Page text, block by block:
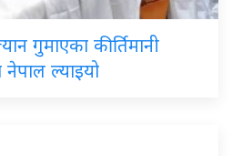
गुमाएका कीर्तिमानी
नेपाल ल्याइयो